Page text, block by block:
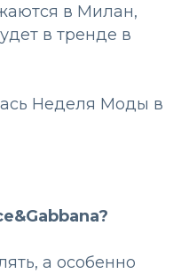
в Милан,
в тренде в
Неделя Моды в
а особенно